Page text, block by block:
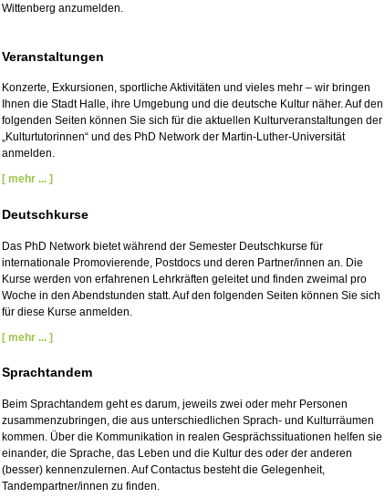
Wittenberg anzumelden.
Veranstaltungen
Konzerte, Exkursionen, sportliche Aktivitäten und vieles mehr – wir bringen
Ihnen die Stadt Halle, ihre Umgebung und die deutsche Kultur näher. Auf den
folgenden Seiten können Sie sich für die aktuellen Kulturveranstaltungen der
„Kulturtutorinnen“ und des PhD Network der Martin-Luther-Universität
anmelden.
[ mehr ... ]
Deutschkurse
Das PhD Network bietet während der Semester Deutschkurse für
internationale Promovierende, Postdocs und deren Partner/innen an. Die
Kurse werden von erfahrenen Lehrkräften geleitet und finden zweimal pro
Woche in den Abendstunden statt. Auf den folgenden Seiten können Sie sich
für diese Kurse anmelden.
[ mehr ... ]
Sprachtandem
Beim Sprachtandem geht es darum, jeweils zwei oder mehr Personen
zusammenzubringen, die aus unterschiedlichen Sprach- und Kulturräumen
kommen. Über die Kommunikation in realen Gesprächssituationen helfen sie
einander, die Sprache, das Leben und die Kultur des oder der anderen
(besser) kennenzulernen. Auf Contactus besteht die Gelegenheit,
Tandempartner/innen zu finden.